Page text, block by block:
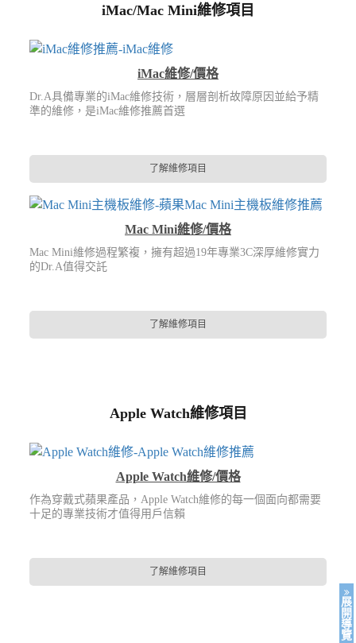
iMac/Mac Mini維修項目
iMac維修/價格
Dr.A具備專業的iMac維修技術，層層剖析故障原因並給予精
準的維修，是iMac維修推薦首選
了解維修項目
Mac Mini維修/價格
Mac Mini維修過程繁複，擁有超過19年專業3C深厚維修實力
的Dr.A值得交託
了解維修項目
Apple Watch維修項目
Apple Watch維修/價格
作為穿戴式蘋果產品，Apple Watch維修的每一個面向都需要
十足的專業技術才值得用戶信賴
了解維修項目
展
開
導
覽